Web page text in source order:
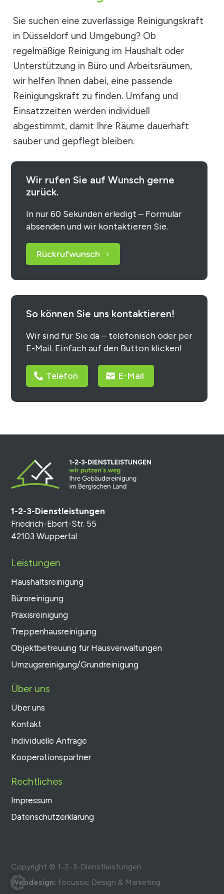
Sie suchen eine zuverlässige Reinigungskraft
in Düsseldorf und Umgebung? Ob
regelmäßige Reinigung im Haushalt oder
Unterstützung in Büro und Arbeitsräumen,
wir helfen Ihnen dabei, eine passende
Reinigungskraft zu finden. Umfang und
Einsatzzeiten werden individuell
abgestimmt, damit Ihre Räume dauerhaft
sauber und gepflegt bleiben.
Wir rufen Sie auf Wunsch gerne
zurück.
In nur 60 Sekunden erledigt – Formular
absenden und wir kontaktieren Sie.
Rückrufwunsch
So können Sie uns kontaktieren!
Wir sind für Sie da – telefonisch oder per
E-Mail. Einfach auf den Button klicken!
Telefon E-Mail
1-2-3-Dienstleistungen
Friedrich-Ebert-Str. 55
42103 Wuppertal
Leistungen
Haushaltsreinigung
Büroreinigung
Praxisreinigung
Treppenhausreinigung
Objektbetreuung für Hausverwaltungen
Umzugsreinigung/Grundreinigung
Über uns
Über uns
Kontakt
Individuelle Anfrage
Kooperationspartner
Rechtliches
Impressum
Datenschutzerklärung
Copyright © 1-2-3-Dienstleistungen
Webdesign: focussic Design & Marketing